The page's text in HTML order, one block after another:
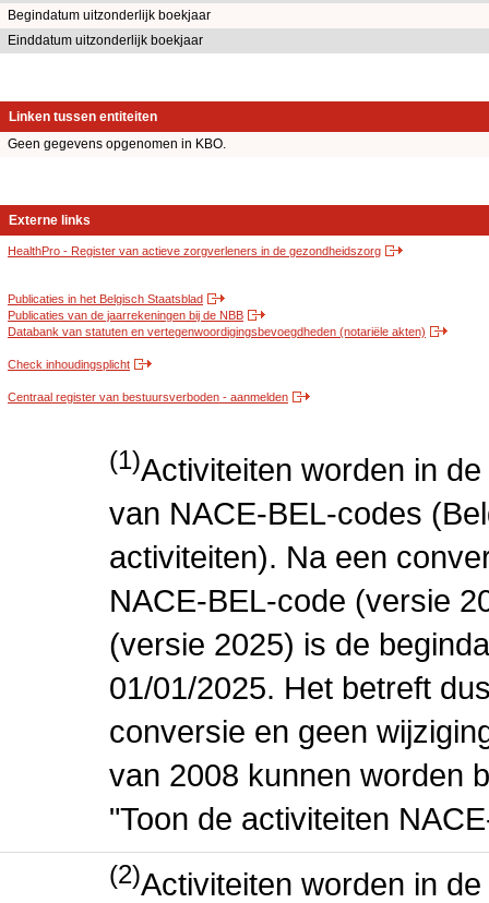
Begindatum uitzonderlijk boekjaar
Einddatum uitzonderlijk boekjaar
Linken tussen entiteiten
Geen gegevens opgenomen in KBO.
Externe links
HealthPro - Register van actieve zorgverleners in de gezondheidszorg
Publicaties in het Belgisch Staatsblad
Publicaties van de jaarrekeningen bij de NBB
Databank van statuten en vertegenwoordigingsbevoegdheden (notariële akten)
Check inhoudingsplicht
Centraal register van bestuursverboden - aanmelden
(1)Activiteiten worden in
van NACE-BEL-codes
activiteiten). Na een
NACE-BEL-code (versie
(versie 2025) is de
01/01/2025. Het betreft
conversie en geen
van 2008 kunnen worden
"Toon de activiteiten
(2)Activiteiten worden in